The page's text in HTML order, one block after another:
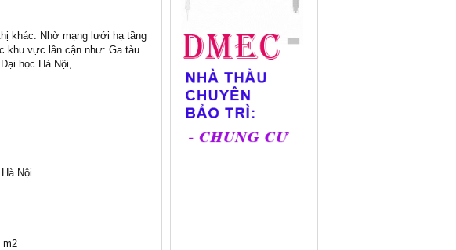
khác. Nhờ mạng lưới hạ tầng
khu vực lân cận như: Ga tàu
Đại học Hà Nội,…
Nội
m2